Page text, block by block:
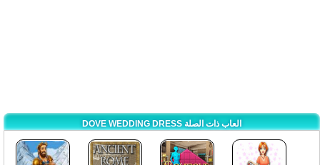
DOVE WEDDING DRESS العاب ذات الصلة